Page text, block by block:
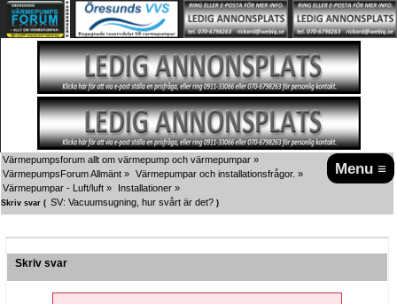
Menu ≡
Värmepumpsforum allt om värmepump och värmepumpar »
VärmepumpsForum Allmänt » Värmepumpar och installationsfrågor. »
Värmepumpar - Luft/luft » Installationer »
Skriv svar ( SV: Vacuumsugning, hur svårt är det? )
Skriv svar